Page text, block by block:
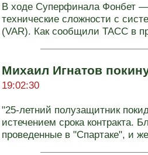
В ходе Суперфинала Фонбет
технические сложности с
(VAR). Как сообщили ТАСС в
Михаил Игнатов
19:02:30
"25-летний полузащитник
истечением срока контракта.
проведенные в "Спартаке", и